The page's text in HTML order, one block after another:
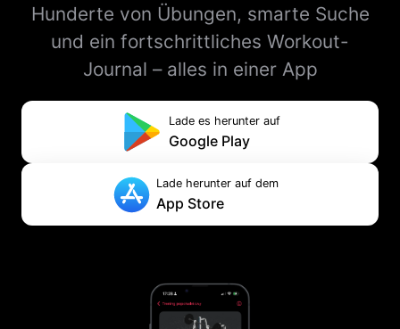
Hunderte von Übungen, smarte Suche
und ein fortschrittliches Workout-
Journal – alles in einer App
Lade es herunter auf
Google Play
Lade herunter auf dem
App Store